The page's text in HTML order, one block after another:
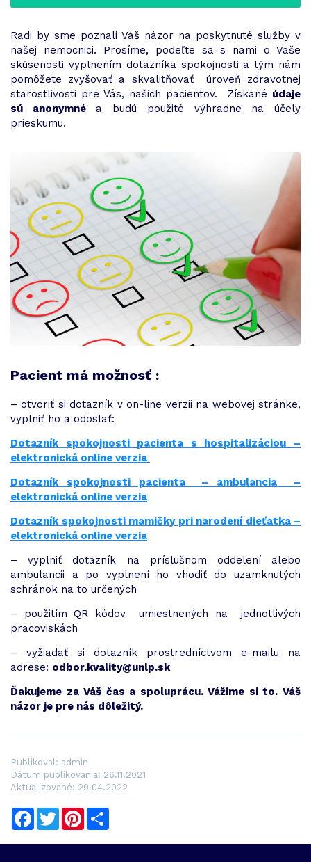
Radi by sme poznali Váš názor na poskytnuté služby v
našej nemocnici. Prosíme, podeľte sa s nami o Vaše
skúsenosti vyplnením dotazníka spokojnosti a tým nám
pomôžete zvyšovať a skvalitňovať úroveň zdravotnej
starostlivosti pre Vás, našich pacientov. Získané údaje
sú anonymnéa budú použité výhradne na účely
prieskumu.
Pacient má možnosť :
– otvoriť si dotazník v on-line verzii na webovej stránke,
vyplniť ho a odoslať:
Dotazník spokojnosti pacienta s hospitalizáciou –
elektronická online verzia
Dotazník spokojnosti pacienta – ambulancia –
elektronická online verzia
Dotazník spokojnosti mamičky pri narodení dieťatka –
elektronická online verzia
– vyplniť dotazník na príslušnom oddelení alebo
ambulancii a po vyplnení ho vhodiť do uzamknutých
schránok na to určených
– použitím QR kódov umiestnených na jednotlivých
pracoviskách
– vyžiadať si dotazník prostredníctvom e-mailu na
adrese: odbor.kvality@unlp.sk
Ďakujeme za Váš čas a spoluprácu. Vážime si to. Váš
názor je pre nás dôležitý.
Publikoval: admin
Dátum publikovania: 26.11.2021
Aktualizované: 29.04.2022
Facebook
TwitterPinterest